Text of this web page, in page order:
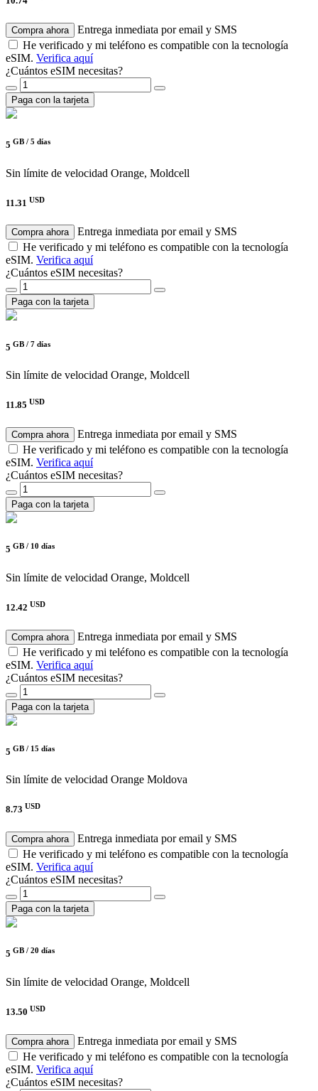
Compra ahora
Entrega inmediata por email y SMS
He verificado y mi teléfono es compatible con la tecnología
eSIM. Verifica aquí
¿Cuántos eSIM necesitas?
Paga con la tarjeta
5 GB / 5 días
Sin límite de velocidad Orange, Moldcell
11.31 USD
Compra ahora
Entrega inmediata por email y SMS
He verificado y mi teléfono es compatible con la tecnología
eSIM. Verifica aquí
¿Cuántos eSIM necesitas?
Paga con la tarjeta
5 GB / 7 días
Sin límite de velocidad Orange, Moldcell
11.85 USD
Compra ahora
Entrega inmediata por email y SMS
He verificado y mi teléfono es compatible con la tecnología
eSIM. Verifica aquí
¿Cuántos eSIM necesitas?
Paga con la tarjeta
5 GB / 10 días
Sin límite de velocidad Orange, Moldcell
12.42 USD
Compra ahora
Entrega inmediata por email y SMS
He verificado y mi teléfono es compatible con la tecnología
eSIM. Verifica aquí
¿Cuántos eSIM necesitas?
Paga con la tarjeta
5 GB / 15 días
Sin límite de velocidad Orange Moldova
8.73 USD
Compra ahora
Entrega inmediata por email y SMS
He verificado y mi teléfono es compatible con la tecnología
eSIM. Verifica aquí
¿Cuántos eSIM necesitas?
Paga con la tarjeta
5 GB / 20 días
Sin límite de velocidad Orange, Moldcell
13.50 USD
Compra ahora
Entrega inmediata por email y SMS
He verificado y mi teléfono es compatible con la tecnología
eSIM. Verifica aquí
¿Cuántos eSIM necesitas?